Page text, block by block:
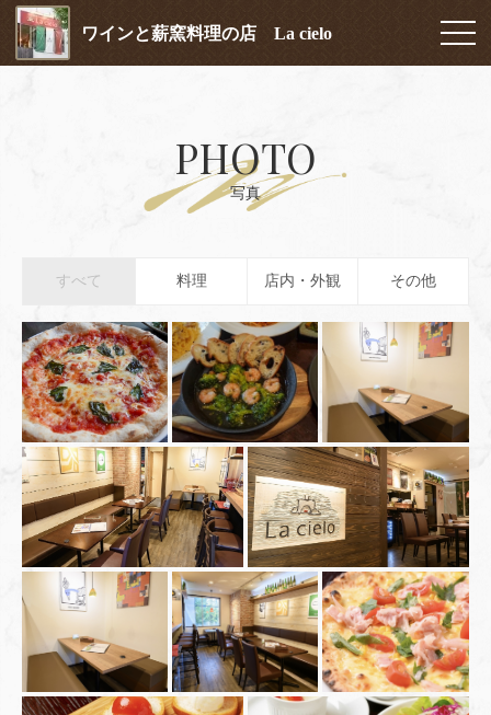
ワインと薪窯料理の店 La cielo
PHOTO
写真
すべて 料理 店内・外観 その他
この店舗情報をシェアする